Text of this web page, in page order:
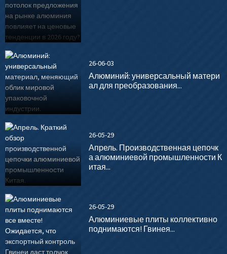
26-06-03
Алюминий: универсальный матери
ал для преобразования...
26-05-29
Апрель. Производственная цепочк
а алюминиевой промышленности К
итая...
26-05-29
Алюминиевые плиты коллективно
поднимаются! Гвинея...